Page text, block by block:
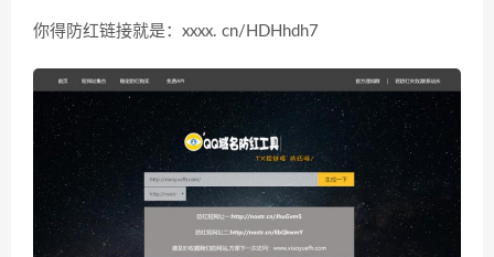
你得防红链接就是：xxxx. cn/HDHhdh7